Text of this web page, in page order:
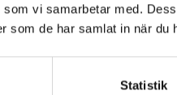
vi samarbetar med.
som de har samlat in när du
Statistik